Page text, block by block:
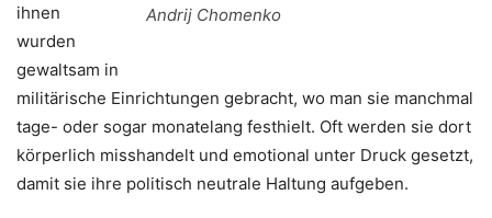
Andrij Chomenko
ihnen
wurden
gewaltsam in
militärische Einrichtungen gebracht, wo man sie manchmal
tage- oder sogar monatelang festhielt. Oft werden sie dort
körperlich misshandelt und emotional unter Druck gesetzt,
damit sie ihre politisch neutrale Haltung aufgeben.